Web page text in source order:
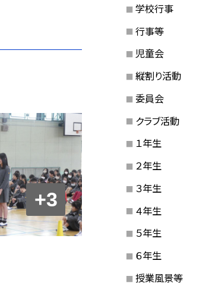
+3
学校行事
行事等
児童会
縦割り活動
委員会
クラブ活動
１年生
２年生
３年生
４年生
５年生
６年生
授業風景等